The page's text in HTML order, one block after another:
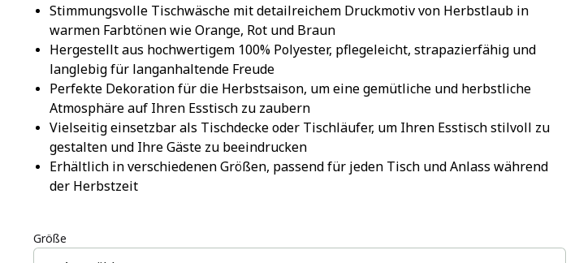
Stimmungsvolle Tischwäsche mit detailreichem Druckmotiv von Herbstlaub in
warmen Farbtönen wie Orange, Rot und Braun
Hergestellt aus hochwertigem 100% Polyester, pflegeleicht, strapazierfähig und
langlebig für langanhaltende Freude
Perfekte Dekoration für die Herbstsaison, um eine gemütliche und herbstliche
Atmosphäre auf Ihren Esstisch zu zaubern
Vielseitig einsetzbar als Tischdecke oder Tischläufer, um Ihren Esstisch stilvoll zu
gestalten und Ihre Gäste zu beeindrucken
Erhältlich in verschiedenen Größen, passend für jeden Tisch und Anlass während
der Herbstzeit
Größe